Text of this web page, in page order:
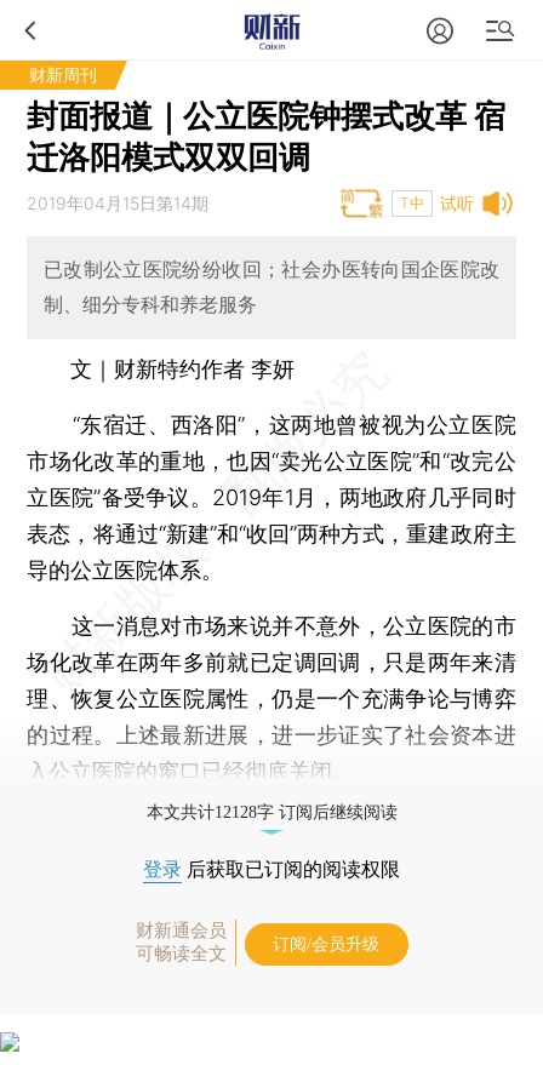
财新周刊
封面报道｜公立医院钟摆式改革 宿
迁洛阳模式双双回调
试听
2019年04月15日第14期 T中
已改制公立医院纷纷收回；社会办医转向国企医院改
制、细分专科和养老服务
文｜财新特约作者 李妍
“东宿迁、西洛阳”，这两地曾被视为公立医院
市场化改革的重地，也因“卖光公立医院”和“改完公
立医院”备受争议。2019年1月，两地政府几乎同时
表态，将通过“新建”和“收回”两种方式，重建政府主
导的公立医院体系。
这一消息对市场来说并不意外，公立医院的市
场化改革在两年多前就已定调回调，只是两年来清
理、恢复公立医院属性，仍是一个充满争论与博弈
的过程。上述最新进展，进一步证实了社会资本进
入公立医院的窗口已经彻底关闭。
本文共计12128字 订阅后继续阅读
登录 后获取已订阅的阅读权限
财新通会员
可畅读全文
订阅/会员升级